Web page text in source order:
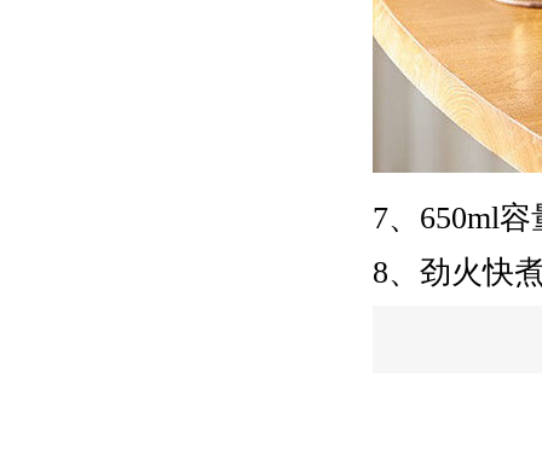
7、650ml
8、劲火快